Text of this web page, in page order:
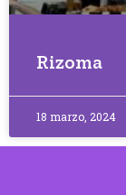
Rizoma
18 marzo, 2024